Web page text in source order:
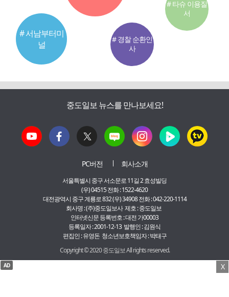
# 서남부터미
널
# 경찰 순환인
사
# 타슈 이용질
서
중도일보 뉴스를 만나보세요!
PC버전 회사소개
서울특별시 중구 서소문로 11길 2 효성빌딩
(우) 04515 전화 : 1522-4620
대전광역시 중구 계룡로 832 (우) 34908 전화 : 042-220-1114
회사명 : (주)중도일보사 제호 : 중도일보
인터넷신문 등록번호 : 대전 가00003
등록일자 : 2001-12-13 발행인 : 김원식
편집인 : 유영돈 청소년보호책임자 : 박태구
Copyright © 2020 중도일보 All rights reserved.
X
AD